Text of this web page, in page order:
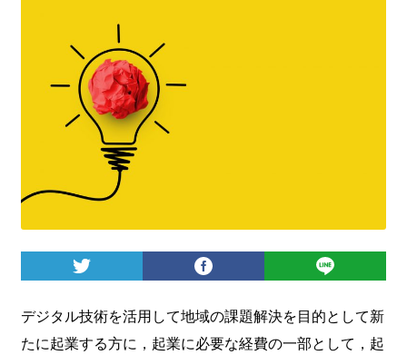
ダウンロード
デジタル技術を活用して地域の課題解決を目的として新
たに起業する方に，起業に必要な経費の一部として，起